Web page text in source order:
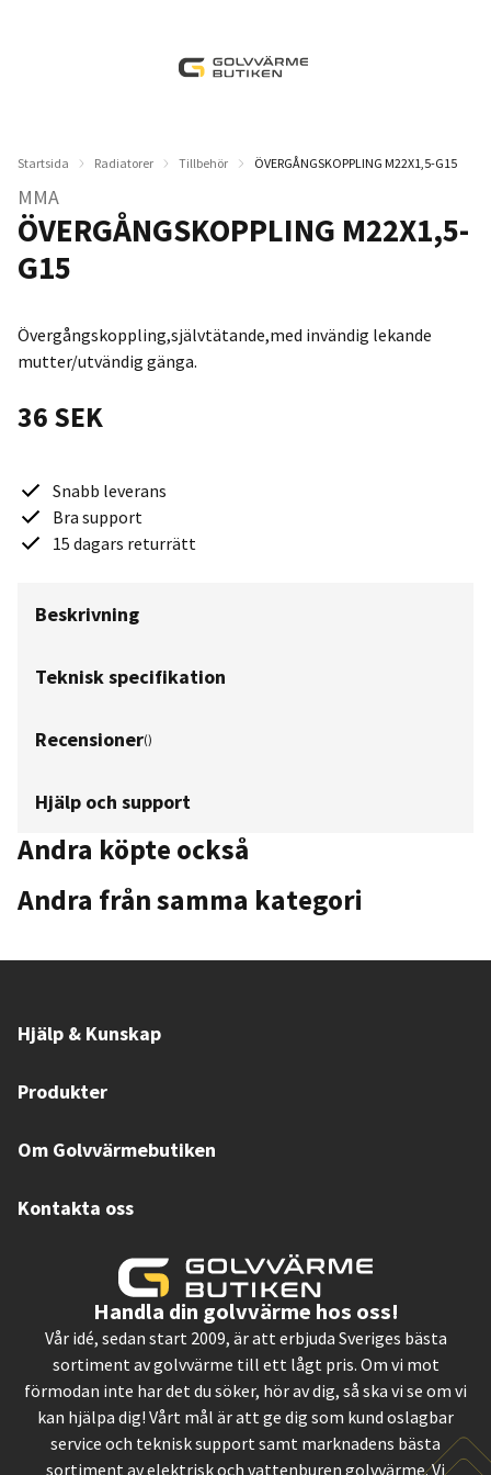
Startsida Radiatorer Tillbehör ÖVERGÅNGSKOPPLING M22X1,5-G15
MMA
ÖVERGÅNGSKOPPLING M22X1,5-
G15
Övergångskoppling,självtätande,med invändig lekande
mutter/utvändig gänga.
36 SEK
Snabb leverans
Bra support
15 dagars returrätt
Beskrivning
Teknisk specifikation
Recensioner()
Hjälp och support
Andra köpte också
Andra från samma kategori
Hjälp & Kunskap
Produkter
Om Golvvärmebutiken
Kontakta oss
Handla din golvvärme hos oss!
Vår idé, sedan start 2009, är att erbjuda Sveriges bästa
sortiment av golvvärme till ett lågt pris. Om vi mot
förmodan inte har det du söker, hör av dig, så ska vi se om vi
kan hjälpa dig! Vårt mål är att ge dig som kund oslagbar
service och teknisk support samt marknadens bästa
sortiment av elektrisk och vattenburen golvvärme. Vi